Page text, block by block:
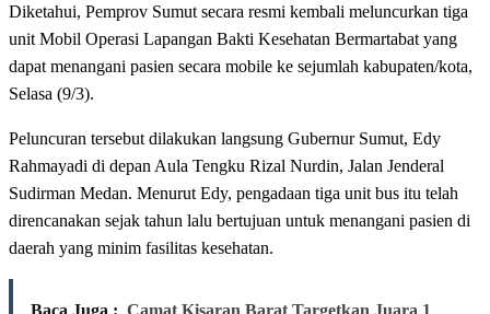
Diketahui, Pemprov Sumut secara resmi kembali meluncurkan tiga
unit Mobil Operasi Lapangan Bakti Kesehatan Bermartabat yang
dapat menangani pasien secara mobile ke sejumlah kabupaten/kota,
Selasa (9/3).
Peluncuran tersebut dilakukan langsung Gubernur Sumut, Edy
Rahmayadi di depan Aula Tengku Rizal Nurdin, Jalan Jenderal
Sudirman Medan. Menurut Edy, pengadaan tiga unit bus itu telah
direncanakan sejak tahun lalu bertujuan untuk menangani pasien di
daerah yang minim fasilitas kesehatan.
Baca Juga : Camat Kisaran Barat Targetkan Juara 1